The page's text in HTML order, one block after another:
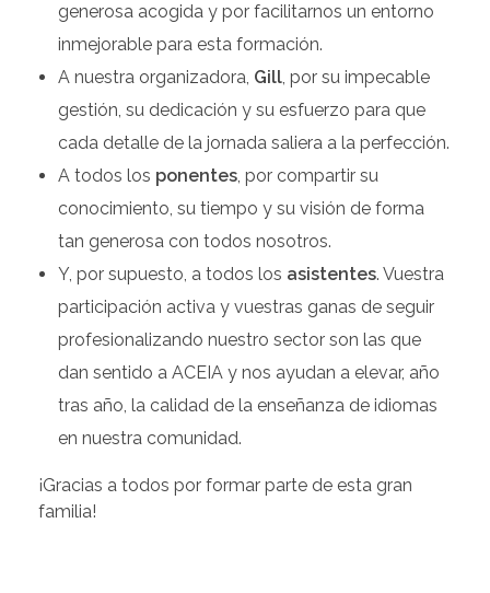
generosa acogida y por facilitarnos un entorno
inmejorable para esta formación.
A nuestra organizadora, Gill, por su impecable
gestión, su dedicación y su esfuerzo para que
cada detalle de la jornada saliera a la perfección.
A todos los ponentes, por compartir su
conocimiento, su tiempo y su visión de forma
tan generosa con todos nosotros.
Y, por supuesto, a todos los asistentes. Vuestra
participación activa y vuestras ganas de seguir
profesionalizando nuestro sector son las que
dan sentido a ACEIA y nos ayudan a elevar, año
tras año, la calidad de la enseñanza de idiomas
en nuestra comunidad.
¡Gracias a todos por formar parte de esta gran
familia!